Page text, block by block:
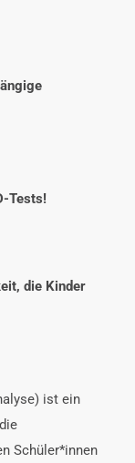
Tests!
die Kinder
ist ein
Schüler*innen